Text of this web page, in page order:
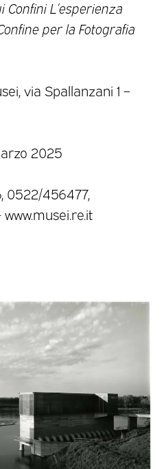
Confini L’esperienza
per la Fotografia
via Spallanzani 1 –
2025
0522/456477,